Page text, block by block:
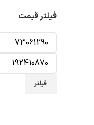
فیلتر قیمت
فیلتر